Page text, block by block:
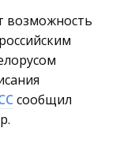
возможность
сообщил